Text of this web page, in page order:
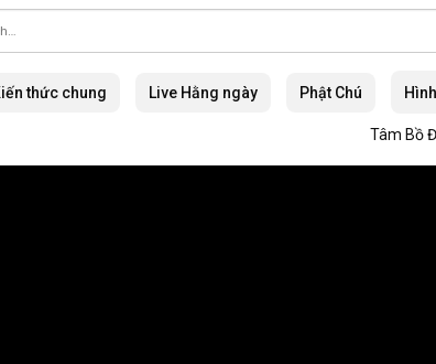
thức chung Live Hằng ngày Phật Chú
Tâm Bồ Đề